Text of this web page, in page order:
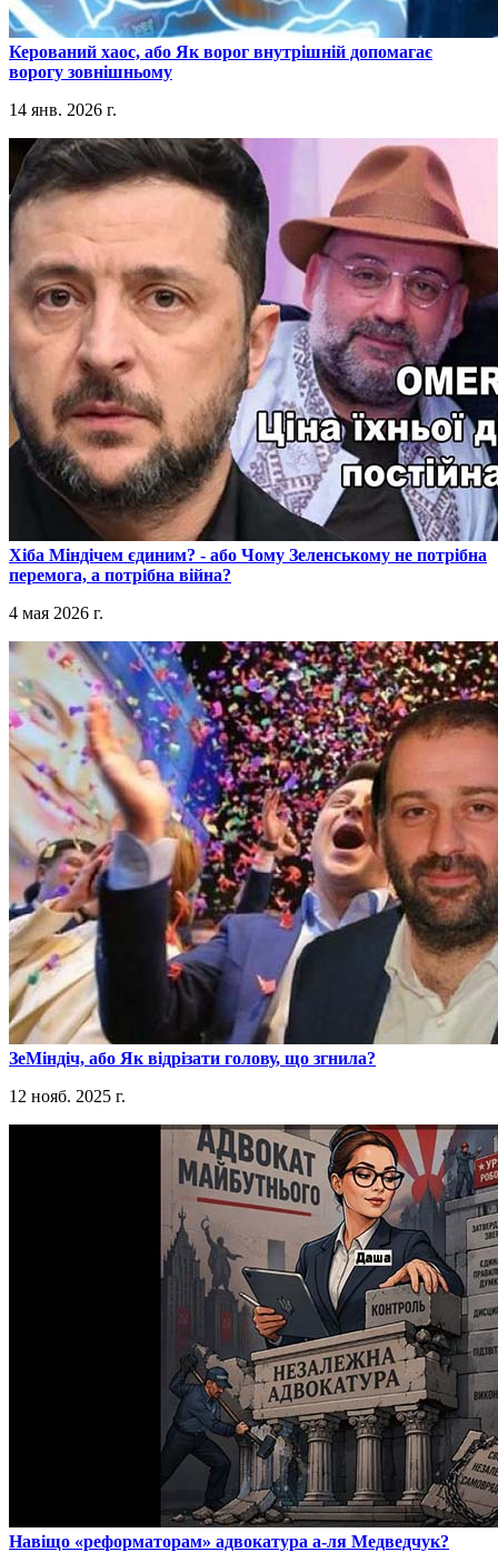
​Керований хаос, або Як ворог внутрішній допомагає
ворогу зовнішньому
14 янв. 2026 г.
​Хіба Міндічем єдиним? - або Чому Зеленському не потрібна
перемога, а потрібна війна?
4 мая 2026 г.
​ЗеМіндіч, або Як відрізати голову, що згнила?
12 нояб. 2025 г.
​Навіщо «реформаторам» адвокатура а-ля Медведчук?